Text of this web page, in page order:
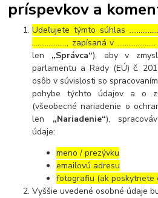
príspevkov a
Udeľujete týmto súhlas
………………., zapísaná v …………………
len „Správca“), aby v
parlamentu a Rady (EÚ) č.
osôb v súvislosti so
pohybe týchto údajov a o
(všeobecné nariadenie o
len „Nariadenie“),
údaje:
meno / prezývku
emailovú adresu
fotografiu (ak poskytnete
Vyššie uvedené osobné údaje